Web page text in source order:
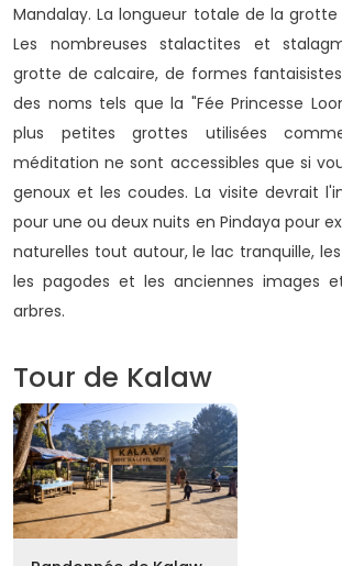
Mandalay. La longueur totale de la
Les nombreuses stalactites et
grotte de calcaire, de formes
des noms tels que la "Fée Princesse
plus petites grottes utilisées
méditation ne sont accessibles que si
genoux et les coudes. La visite devrait
pour une ou deux nuits en Pindaya pour
naturelles tout autour, le lac tranquille,
les pagodes et les anciennes images
arbres.
Tour de Kalaw